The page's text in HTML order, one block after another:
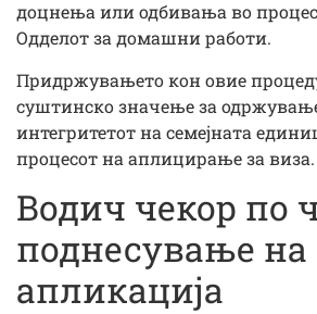
доцнења или одбивања во
Одделот за домашни работи.
Придржувањето кон овие
суштинско значење за
интегритетот на семејната
процесот на аплицирање за виза.
Водич чекор по
поднесување
апликација